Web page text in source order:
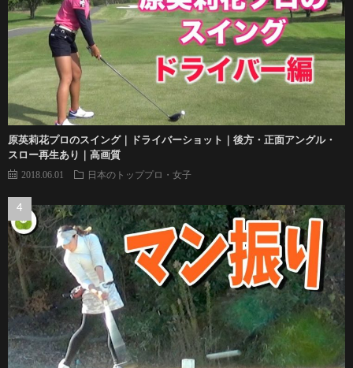
原英莉花プロのスイング｜ドライバーショット｜後方・正面アングル・
スロー再生あり｜高画質
2018.06.01 日本のトッププロ・女子